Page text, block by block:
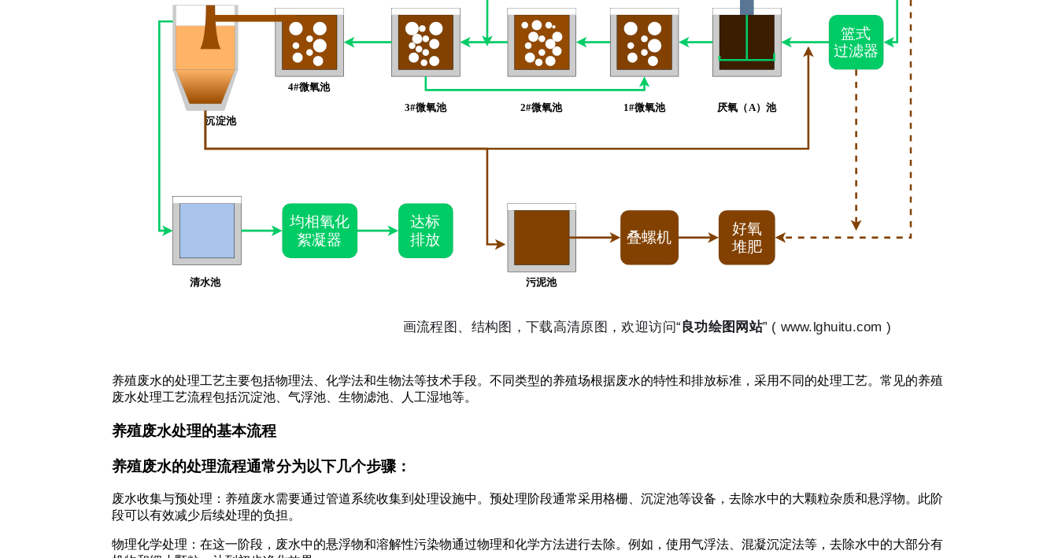
养殖废水的处理工艺主要包括物理法、化学法和生物法等技术手段。不同类型的养殖场根据废水的特性和排放标准，采用不同的处理工艺。常见的养殖
废水处理工艺流程包括沉淀池、气浮池、生物滤池、人工湿地等。
养殖废水处理的基本流程
养殖废水的处理流程通常分为以下几个步骤：
废水收集与预处理：养殖废水需要通过管道系统收集到处理设施中。预处理阶段通常采用格栅、沉淀池等设备，去除水中的大颗粒杂质和悬浮物。此阶
段可以有效减少后续处理的负担。
物理化学处理：在这一阶段，废水中的悬浮物和溶解性污染物通过物理和化学方法进行去除。例如，使用气浮法、混凝沉淀法等，去除水中的大部分有